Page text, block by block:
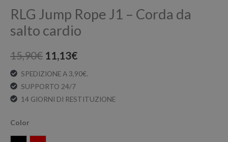
RLG Jump Rope J1 – Corda da
salto cardio
15,90€ 11,13€
SPEDIZIONE A 3,90€.
SUPPORTO 24/7
14 GIORNI DI RESTITUZIONE
Color